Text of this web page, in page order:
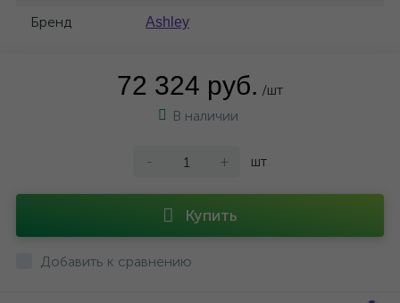
Бренд Ashley
72 324 руб. /шт
В наличии
- + шт
Купить
Добавить к сравнению